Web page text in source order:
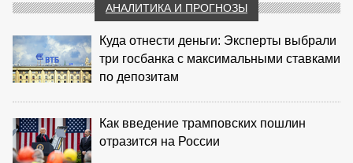
АНАЛИТИКА И ПРОГНОЗЫ
Куда отнести деньги: Эксперты выбрали
три госбанка с максимальными ставками
по депозитам
Как введение трамповских пошлин
отразится на России